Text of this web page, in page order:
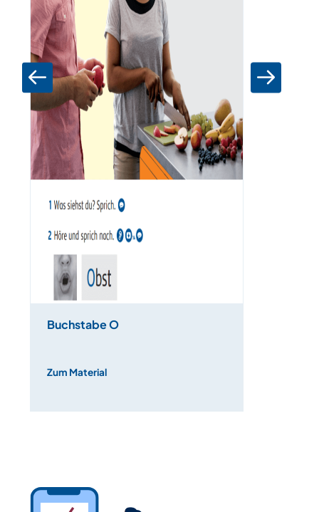
Buchstabe O
Zum Material